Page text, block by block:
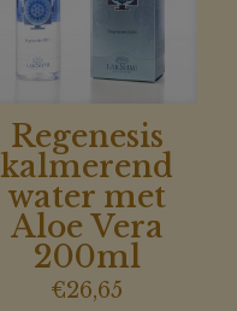
Regenesis
kalmerend
water met
Aloe Vera
200ml
€26,65